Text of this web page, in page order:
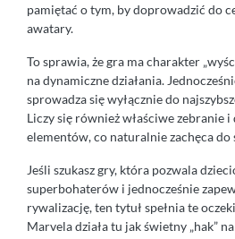
pamiętać o tym, by doprowadzić do
awatary.
To sprawia, że gra ma charakter
na dynamiczne działania.
sprowadza się wyłącznie do
Liczy się również właściwe zebranie
elementów, co naturalnie zachęca do
Jeśli szukasz gry, która pozwala
superbohaterów i jednocześnie
rywalizację, ten tytuł spełnia te
Marvela działa tu jak świetny „hak”